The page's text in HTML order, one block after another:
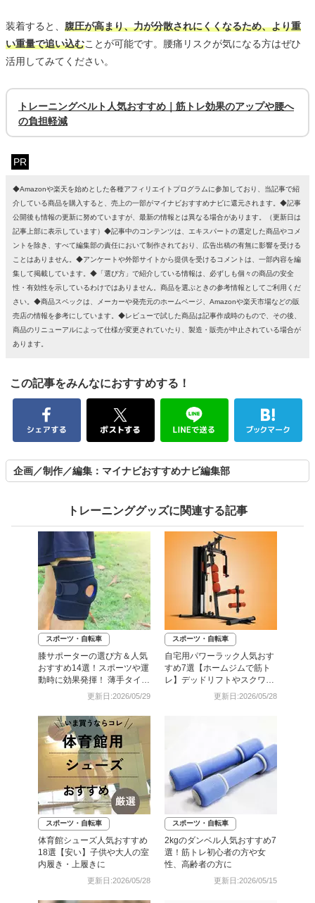
装着すると、 腹圧が高まり、力が分散されにくくなるため、より重
い重量で追い込むことが可能です。腰痛リスクが気になる方はぜひ
活用してみてください。
トレーニングベルト人気おすすめ｜筋トレ効果のアップや腰へ
の負担軽減
PR
◆Amazonや楽天を始めとした各種アフィリエイトプログラムに参加しており、当記事で紹
介している商品を購入すると、売上の一部がマイナビおすすめナビに還元されます。◆記事
公開後も情報の更新に努めていますが、最新の情報とは異なる場合があります。（更新日は
記事上部に表示しています）◆記事中のコンテンツは、エキスパートの選定した商品やコメ
ントを除き、すべて編集部の責任において制作されており、広告出稿の有無に影響を受ける
ことはありません。◆アンケートや外部サイトから提供を受けるコメントは、一部内容を編
集して掲載しています。◆「選び方」で紹介している情報は、必ずしも個々の商品の安全
性・有効性を示しているわけではありません。商品を選ぶときの参考情報としてご利用くだ
さい。◆商品スペックは、メーカーや発売元のホームページ、Amazonや楽天市場などの販
売店の情報を参考にしています。◆レビューで試した商品は記事作成時のもので、その後、
商品のリニューアルによって仕様が変更されていたり、製造・販売が中止されている場合が
あります。
この記事をみんなにおすすめする！
企画／制作／編集：マイナビおすすめナビ編集部
トレーニンググッズに関連する記事
スポーツ・自転車
膝サポーターの選び方＆人気
おすすめ14選！スポーツや運
動時に効果発揮！ 薄手タイプ
更新日:2026/05/29
スポーツ・自転車
自宅用パワーラック人気おす
すめ7選【ホームジムで筋ト
レ】デッドリフトやスクワッ
更新日:2026/05/28
スポーツ・自転車
体育館シューズ人気おすすめ
18選【安い】子供や大人の室
内履き・上履きに
更新日:2026/05/28
スポーツ・自転車
2kgのダンベル人気おすすめ7
選！筋トレ初心者の方や女
性、高齢者の方に
更新日:2026/05/15